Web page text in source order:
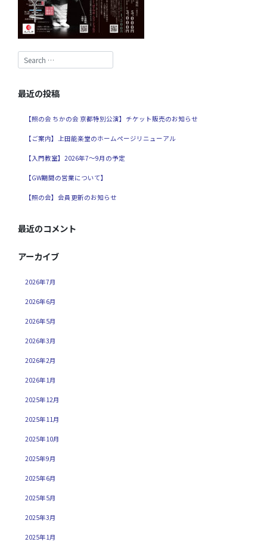
最近の投稿
【照の会 ちかの会 京都特別公演】チケット販売のお知らせ
【ご案内】上田能楽堂のホームページリニューアル
【入門教室】2026年7～9月の予定
【GW期間の営業について】
【照の会】会員更新のお知らせ
最近のコメント
アーカイブ
2026年7月
2026年6月
2026年5月
2026年3月
2026年2月
2026年1月
2025年12月
2025年11月
2025年10月
2025年9月
2025年6月
2025年5月
2025年3月
2025年1月